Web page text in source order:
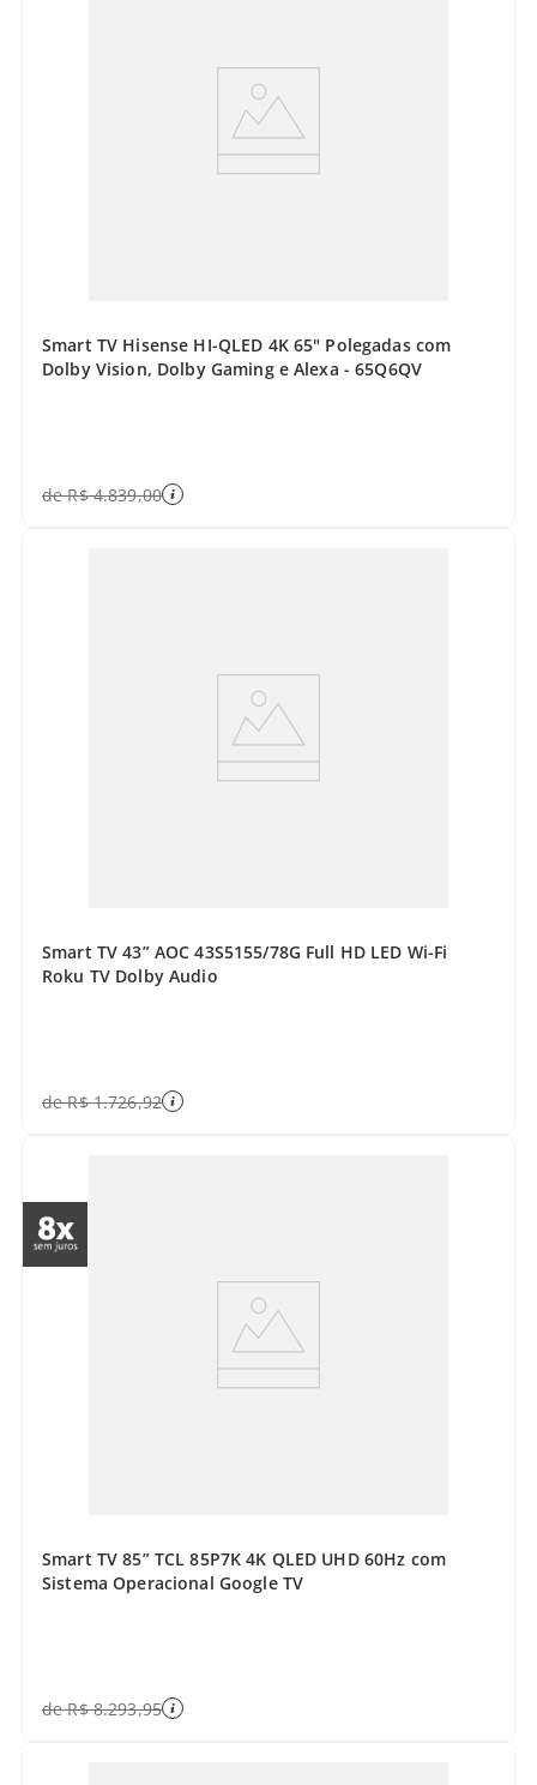
Smart TV Hisense HI-QLED 4K 65" Polegadas com
Dolby Vision, Dolby Gaming e Alexa - 65Q6QV
deR$ 4.839,00
Smart TV 43” AOC 43S5155/78G Full HD LED Wi-Fi
Roku TV Dolby Audio
deR$ 1.726,92
Smart TV 85” TCL 85P7K 4K QLED UHD 60Hz com
Sistema Operacional Google TV
deR$ 8.293,95